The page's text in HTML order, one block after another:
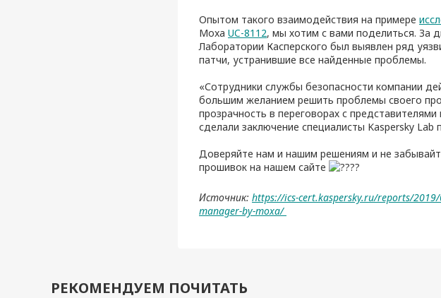
Опытом такого взаимодействия на примере
Moxa UC-8112, мы хотим с вами поделиться. За
Лаборатории Касперского был выявлен ряд
патчи, устранившие все найденные проблемы.
«Сотрудники службы безопасности компании
большим желанием решить проблемы своего
прозрачность в переговорах с
сделали заключение специалисты Kaspersky Lab
Доверяйте нам и нашим решениям и не
прошивок на нашем сайте
Источник: https://ics-cert.kaspersky.ru/reports/
manager-by-moxa/
РЕКОМЕНДУЕМ ПОЧИТАТЬ